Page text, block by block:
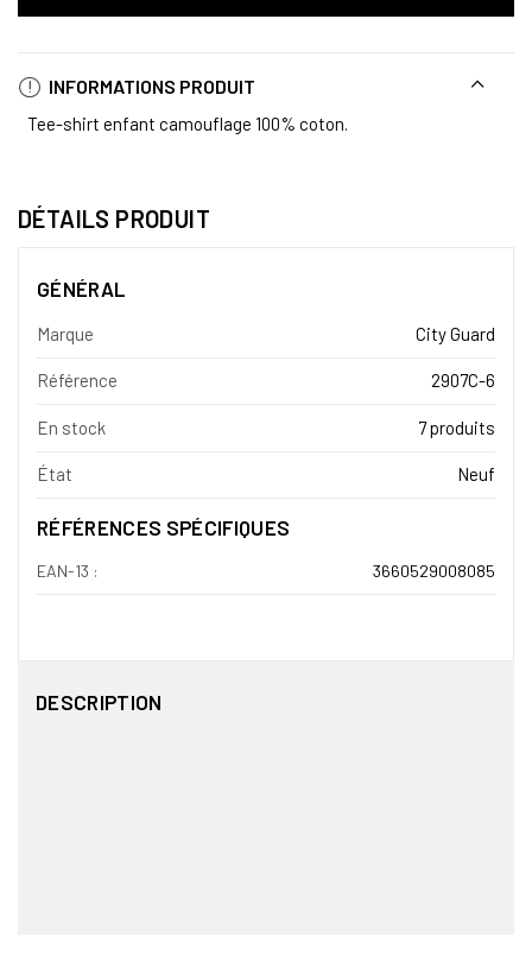
INFORMATIONS PRODUIT
Tee-shirt enfant camouflage 100% coton.
DÉTAILS PRODUIT
GÉNÉRAL
Marque City Guard
Référence 2907C-6
En stock 7 produits
État Neuf
RÉFÉRENCES SPÉCIFIQUES
EAN-13 : 3660529008085
DESCRIPTION